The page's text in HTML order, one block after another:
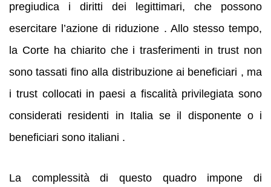
pregiudica i diritti dei legittimari, che possono
esercitare l’azione di riduzione . Allo stesso tempo,
la Corte ha chiarito che i trasferimenti in trust non
sono tassati fino alla distribuzione ai beneficiari , ma
i trust collocati in paesi a fiscalità privilegiata sono
considerati residenti in Italia se il disponente o i
beneficiari sono italiani .
La complessità di questo quadro impone di